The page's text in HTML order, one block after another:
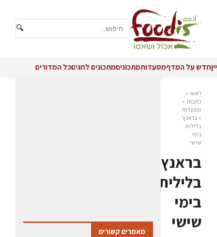
🔍
ייןחדש על המדףמסעדותמתכוניםמתכונים לחגיםכל המדורים
ראשי »
כתבות »
מסעדות
» בראנץ'
בלילית
בימי
שישי
בראנץ'
בלילית
בימי
שישי
מאמרים קשורים